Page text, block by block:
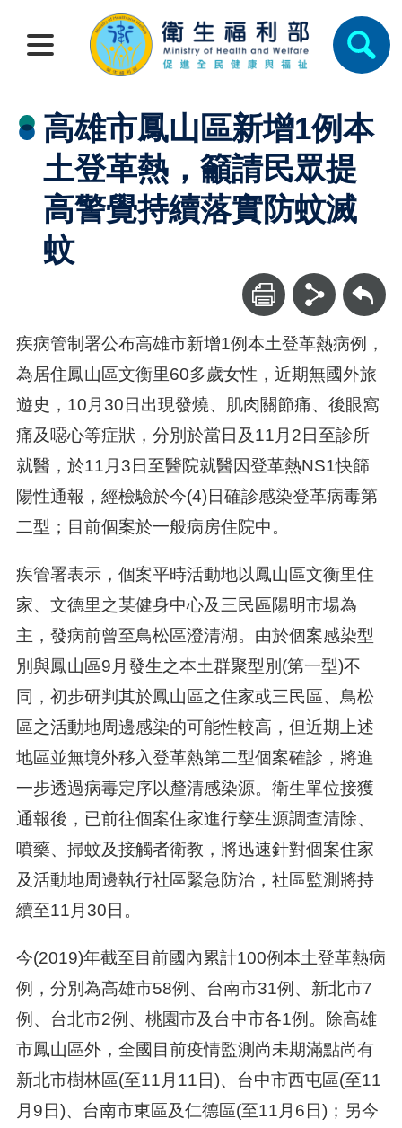
高雄市鳳山區新增1例本
土登革熱，籲請民眾提
高警覺持續落實防蚊滅
蚊
回上一頁
疾病管制署公布高雄市新增1例本土登革熱病例，
為居住鳳山區文衡里60多歲女性，近期無國外旅
遊史，10月30日出現發燒、肌肉關節痛、後眼窩
痛及噁心等症狀，分別於當日及11月2日至診所
就醫，於11月3日至醫院就醫因登革熱NS1快篩
陽性通報，經檢驗於今(4)日確診感染登革病毒第
二型；目前個案於一般病房住院中。
疾管署表示，個案平時活動地以鳳山區文衡里住
家、文德里之某健身中心及三民區陽明市場為
主，發病前曾至鳥松區澄清湖。由於個案感染型
別與鳳山區9月發生之本土群聚型別(第一型)不
同，初步研判其於鳳山區之住家或三民區、鳥松
區之活動地周邊感染的可能性較高，但近期上述
地區並無境外移入登革熱第二型個案確診，將進
一步透過病毒定序以釐清感染源。衛生單位接獲
通報後，已前往個案住家進行孳生源調查清除、
噴藥、掃蚊及接觸者衛教，將迅速針對個案住家
及活動地周邊執行社區緊急防治，社區監測將持
續至11月30日。
今(2019)年截至目前國內累計100例本土登革熱病
例，分別為高雄市58例、台南市31例、新北市7
例、台北市2例、桃園市及台中市各1例。除高雄
市鳳山區外，全國目前疫情監測尚未期滿點尚有
新北市樹林區(至11月11日)、台中市西屯區(至11
月9日)、台南市東區及仁德區(至11月6日)；另今